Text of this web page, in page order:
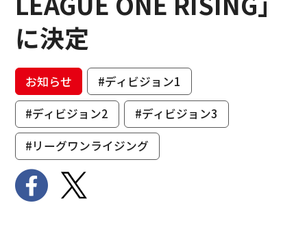
に決定
お知らせ
#ディビジョン1
#ディビジョン2
#ディビジョン3
#リーグワンライジング